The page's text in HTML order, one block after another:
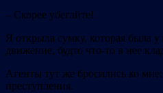
– Скорее убегайте!
Я открыла сумку, которая была у
движение, будто что‐то в нее
Агенты тут же бросились ко
преступления.